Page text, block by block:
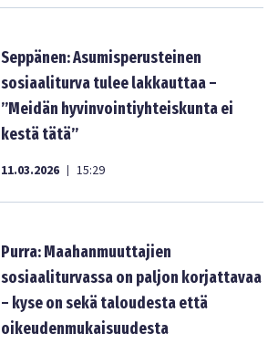
Seppänen: Asumisperusteinen
sosiaaliturva tulee lakkauttaa –
”Meidän hyvinvointiyhteiskunta ei
kestä tätä”
11.03.2026 | 15:29
Purra: Maahanmuuttajien
sosiaaliturvassa on paljon korjattavaa
– kyse on sekä taloudesta että
oikeudenmukaisuudesta